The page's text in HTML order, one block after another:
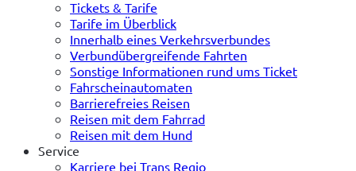
Tickets & Tarife
Tarife im Überblick
Innerhalb eines Verkehrsverbundes
Verbundübergreifende Fahrten
Sonstige Informationen rund ums Ticket
Fahrscheinautomaten
Barrierefreies Reisen
Reisen mit dem Fahrrad
Reisen mit dem Hund
Service
Karriere bei Trans Regio